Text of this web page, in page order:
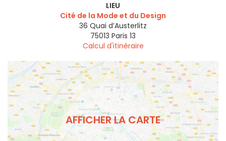
LIEU
Cité de la Mode et du Design
36 Quai d’Austerlitz
75013 Paris 13
Calcul d'itinéraire
AFFICHER LA CARTE